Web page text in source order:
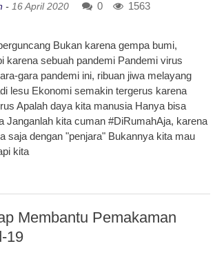
- 16 April 2020 0 1563
Bukan karena gempa bumi,
karena sebuah pandemi Pandemi virus
gara pandemi ini, ribuan jiwa melayang
lesu Ekonomi semakin tergerus karena
Apalah daya kita manusia Hanya bisa
Janganlah kita cuman #DiRumahAja, karena
saja dengan "penjara" Bukannya kita mau
kita
Membantu Pemakaman
19